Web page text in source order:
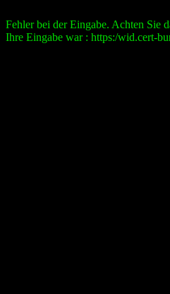
Fehler bei der Eingabe. Achten Sie
Ihre Eingabe war : https:/wid.cert-